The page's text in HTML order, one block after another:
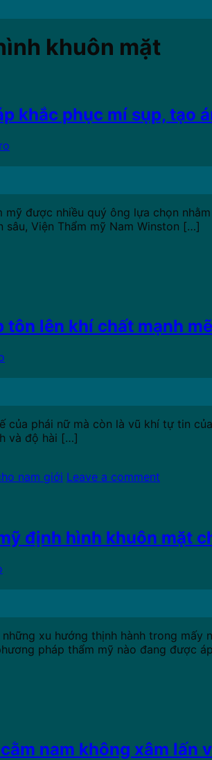
khuôn mặt
khắc phục mí sụp, tạo
được nhiều quý ông lựa chọn
Viện Thẩm mỹ Nam Winston […]
tôn lên khí chất mạnh
của phái nữ mà còn là vũ khí tự tin
và độ hài […]
nam giới Leave a comment
định hình khuôn mặt
xu hướng thịnh hành trong
pháp thẩm mỹ nào đang được
nam không xâm lấn